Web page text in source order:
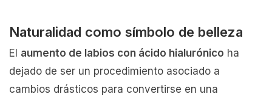
Naturalidad como símbolo de belleza
El aumento de labios con ácido hialurónico ha
dejado de ser un procedimiento asociado a
cambios drásticos para convertirse en una